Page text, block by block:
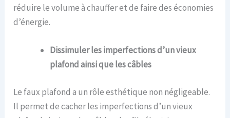
réduire le volume à chauffer et de faire des économies
d’énergie.
Dissimuler les imperfections d’un vieux
plafond ainsi que les câbles
Le faux plafond a un rôle esthétique non négligeable.
Il permet de cacher les imperfections d’un vieux